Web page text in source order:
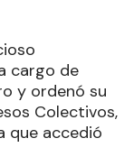
cargo de
y ordenó su
Colectivos,
que accedió